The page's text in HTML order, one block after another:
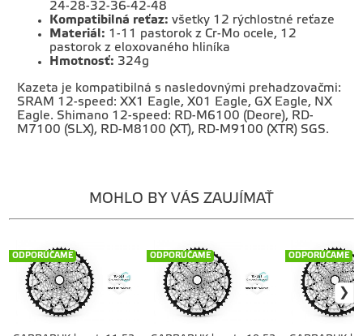
24-28-32-36-42-48
Kompatibilná reťaz: všetky 12 rýchlostné reťaze
Materiál: 1-11 pastorok z Cr-Mo ocele, 12
pastorok z eloxovaného hliníka
Hmotnosť: 324g
Kazeta je kompatibilná s nasledovnými prehadzovačmi:
SRAM 12-speed: XX1 Eagle, X01 Eagle, GX Eagle, NX
Eagle. Shimano 12-speed: RD-M6100 (Deore), RD-
M7100 (SLX), RD-M8100 (XT), RD-M9100 (XTR) SGS.
MOHLO BY VÁS ZAUJÍMAŤ
ODPORÚČAME ODPORÚČAME ODPORÚČAME